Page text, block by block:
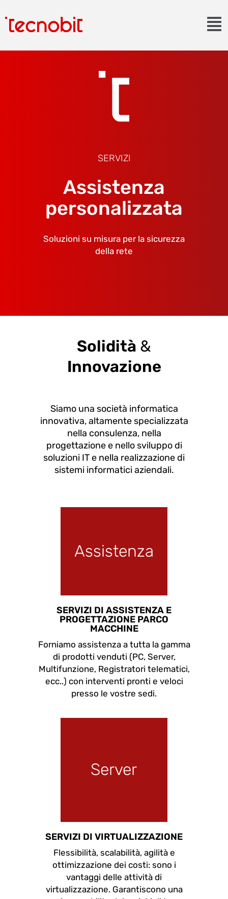
SERVIZI
Assistenza
personalizzata
Soluzioni su misura per la sicurezza
della rete
Solidità &
Innovazione
Siamo una società informatica
innovativa, altamente specializzata
nella consulenza, nella
progettazione e nello sviluppo di
soluzioni IT e nella realizzazione di
sistemi informatici aziendali.
Assistenza
SERVIZI DI ASSISTENZA E
PROGETTAZIONE PARCO
MACCHINE
Forniamo assistenza a tutta la gamma
di prodotti venduti (PC, Server,
Multifunzione, Registratori telematici,
ecc..) con interventi pronti e veloci
presso le vostre sedi.
Server
SERVIZI DI VIRTUALIZZAZIONE
Flessibilità, scalabilità, agilità e
ottimizzazione dei costi: sono i
vantaggi delle attività di
virtualizzazione. Garantiscono una